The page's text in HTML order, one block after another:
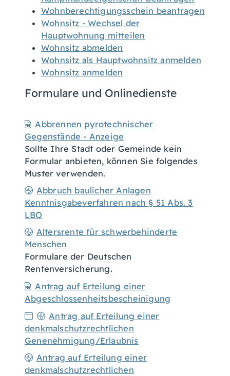
Wohnberechtigungsschein beantragen
Wohnsitz - Wechsel der
Hauptwohnung mitteilen
Wohnsitz abmelden
Wohnsitz als Hauptwohnsitz anmelden
Wohnsitz anmelden
Formulare und Onlinedienste
Abbrennen pyrotechnischer
Gegenstände - Anzeige
Sollte Ihre Stadt oder Gemeinde kein
Formular anbieten, können Sie folgendes
Muster verwenden.
Abbruch baulicher Anlagen
Kenntnisgabeverfahren nach § 51 Abs. 3
LBO
Altersrente für schwerbehinderte
Menschen
Formulare der Deutschen
Rentenversicherung.
Antrag auf Erteilung einer
Abgeschlossenheitsbescheinigung
Antrag auf Erteilung einer
denkmalschutzrechtlichen
Genenehmigung/Erlaubnis
Antrag auf Erteilung einer
denkmalschutzrechtlichen